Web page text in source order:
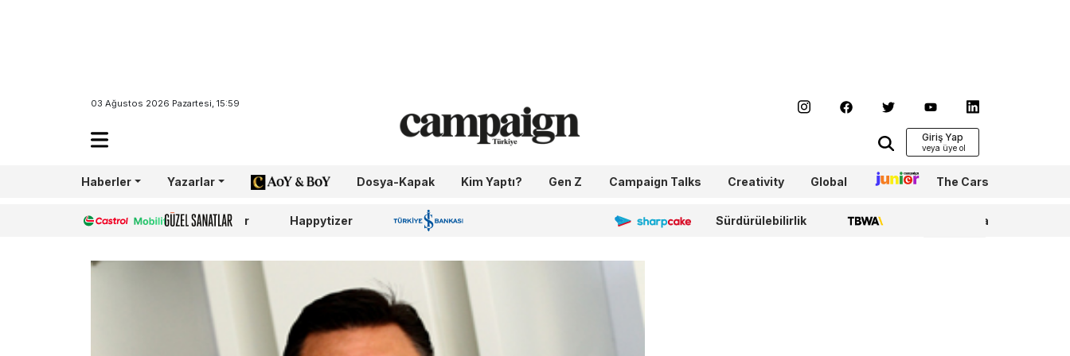
03 Ağustos 2026 Pazartesi, 15:59
Giriş Yap
Haberler Yazarlar AoY/BoY Dosya-Kapak Kim Yaptı? Gen Z Campaign Talks Creativity Global Junior The Cars
Castrol Güzel Sanatlar Happytizer İş Bankası 100.Yıl Sharpcake Sürdürülebilirlik TBWA WPP Media